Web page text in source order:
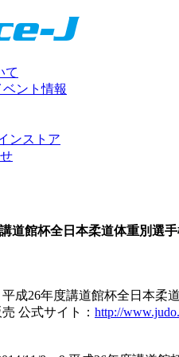
て
ント情報
ンストア
道館杯全日本柔道体重別選
成26年度講道館杯全日本柔
公式サイト： http://